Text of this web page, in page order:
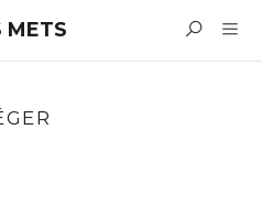
METS